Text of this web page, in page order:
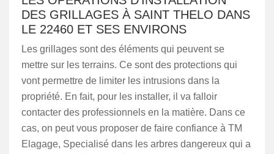
DES GRILLAGES À SAINT THELO DANS
LE 22460 ET SES ENVIRONS
Les grillages sont des éléments qui peuvent se
mettre sur les terrains. Ce sont des protections qui
vont permettre de limiter les intrusions dans la
propriété. En fait, pour les installer, il va falloir
contacter des professionnels en la matière. Dans ce
cas, on peut vous proposer de faire confiance à TM
Elagage, Specialisé dans les arbres dangereux qui a